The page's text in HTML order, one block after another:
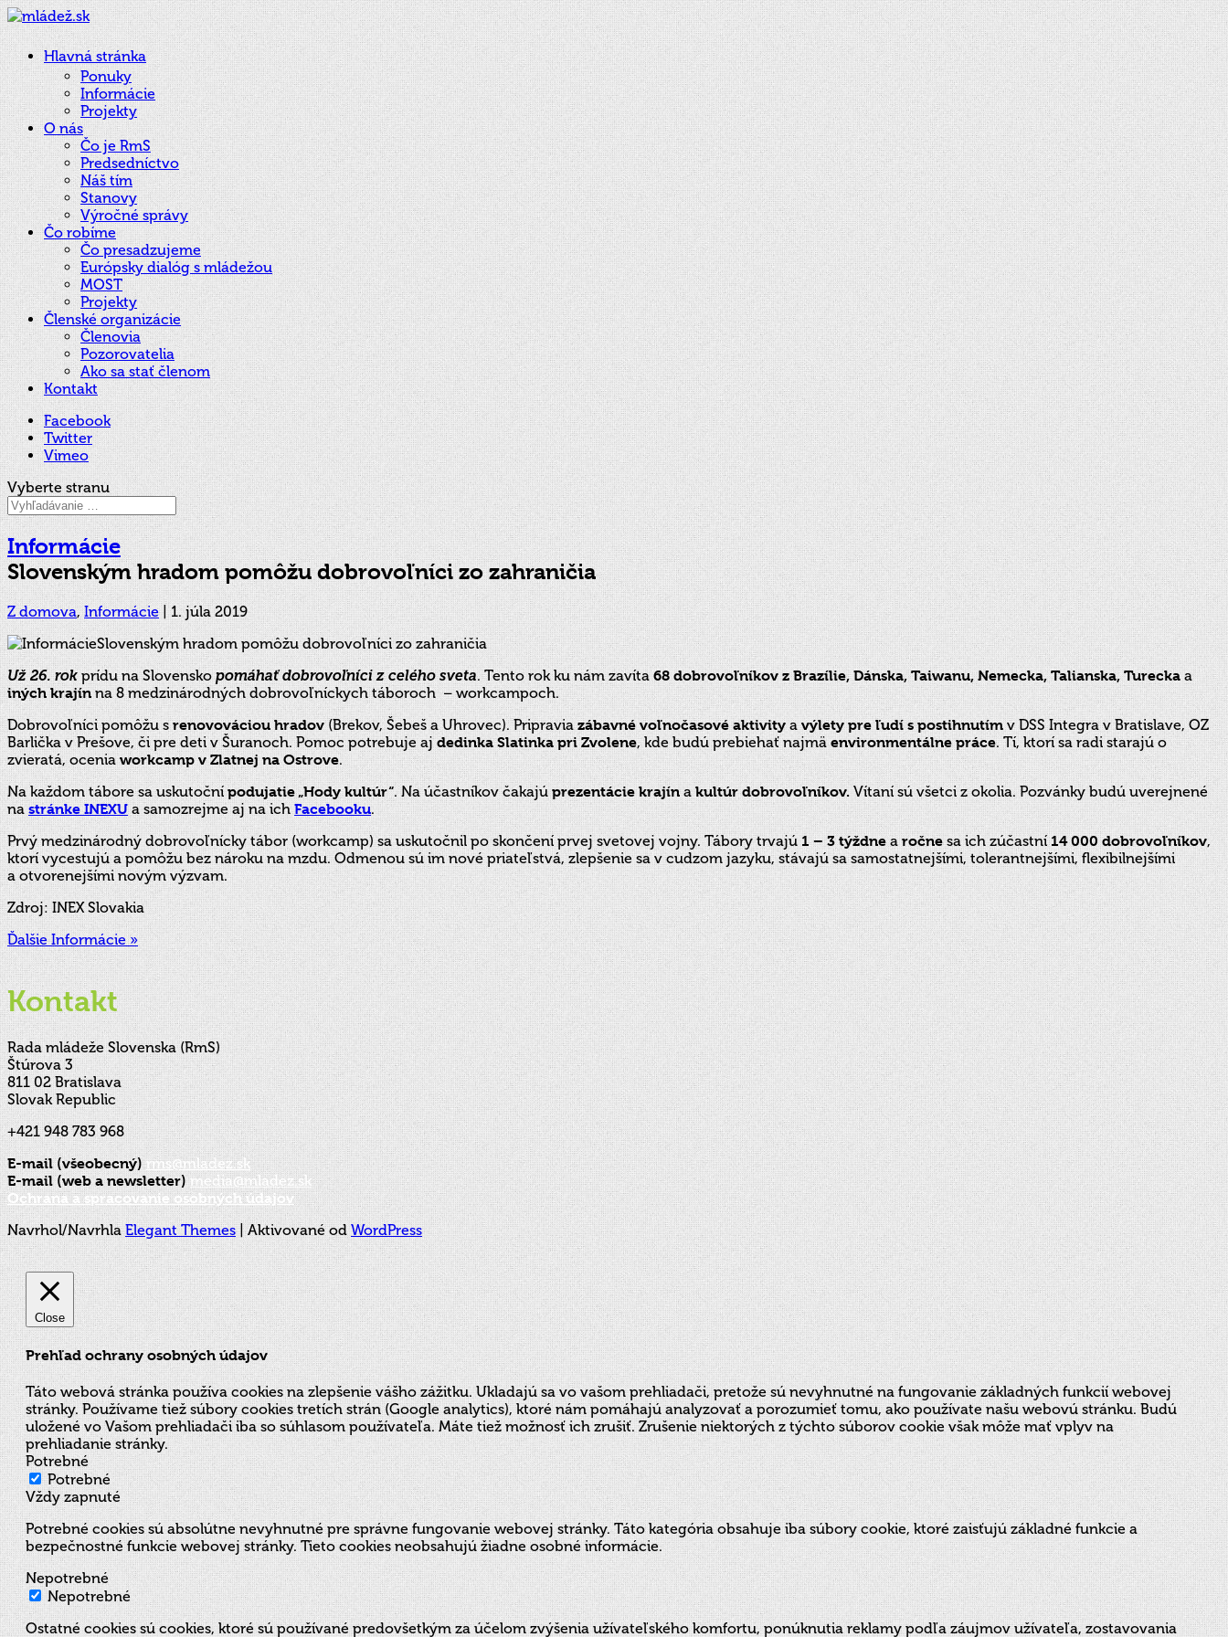
Hlavná stránka
Ponuky
Informácie
Projekty
O nás
Čo je RmS
Predsedníctvo
Náš tím
Stanovy
Výročné správy
Čo robíme
Čo presadzujeme
Európsky dialóg s mládežou
MOST
Projekty
Členské organizácie
Členovia
Pozorovatelia
Ako sa stať členom
Kontakt
Facebook
Twitter
Vimeo
Vyberte stranu
Informácie
Slovenským hradom pomôžu dobrovoľníci zo zahraničia
Z domova,Informácie|1. júla 2019
Už 26. rokprídu na Slovenskopomáhať dobrovoľníci z celého sveta. Tento rok ku nám zavíta68 dobrovoľníkov z Brazílie, Dánska, Taiwanu, Nemecka, Talianska, Tureckaa
iných krajínna 8 medzinárodných dobrovoľníckych táboroch – workcampoch.
Dobrovoľníci pomôžu srenovováciou hradov(Brekov, Šebeš a Uhrovec). Pripraviazábavné voľnočasové aktivityavýlety pre ľudí s postihnutímv DSS Integra v Bratislave, OZ
Barlička v Prešove, či pre deti v Šuranoch. Pomoc potrebuje ajdedinka Slatinka pri Zvolene, kde budú prebiehať najmäenvironmentálne práce. Tí, ktorí sa radi starajú o
zvieratá, oceniaworkcamp v Zlatnej na Ostrove.
Na každom tábore sa uskutoční podujatie „Hody kultúr“. Na účastníkov čakajúprezentácie krajínakultúr dobrovoľníkov.Vítaní sú všetci z okolia. Pozvánky budú uverejnené
nastránke INEXUa samozrejme aj na ichFacebooku.
Prvý medzinárodný dobrovoľnícky tábor (workcamp) sa uskutočnil po skončení prvej svetovej vojny. Tábory trvajú1 – 3 týždnearočnesa ich zúčastní14 000 dobrovoľníkov,
ktorí vycestujú a pomôžu bez nároku na mzdu. Odmenou sú im nové priateľstvá, zlepšenie sa v cudzom jazyku, stávajú sa samostatnejšími, tolerantnejšími, flexibilnejšími
a otvorenejšími novým výzvam.
Zdroj: INEX Slovakia
Ďalšie Informácie »
Kontakt
Rada mládeže Slovenska (RmS)
Štúrova 3
811 02 Bratislava
Slovak Republic
+421 948 783 968
E-mail (všeobecný)rms@mladez.sk
E-mail (web a newsletter) media@mladez.sk
Ochrana a spracovanie osobných údajov
Navrhol/NavrhlaElegant Themes| Aktivované odWordPress
Close
Prehľad ochrany osobných údajov
Táto webová stránka používa cookies na zlepšenie vášho zážitku. Ukladajú sa vo vašom prehliadači, pretože sú nevyhnutné na fungovanie základných funkcií webovej
stránky. Používame tiež súbory cookies tretích strán (Google analytics), ktoré nám pomáhajú analyzovať a porozumieť tomu, ako používate našu webovú stránku. Budú
uložené vo Vašom prehliadači iba so súhlasom používateľa. Máte tiež možnosť ich zrušiť. Zrušenie niektorých z týchto súborov cookie však môže mať vplyv na
prehliadanie stránky.
Potrebné
Potrebné
Vždy zapnuté
Potrebné cookies sú absolútne nevyhnutné pre správne fungovanie webovej stránky. Táto kategória obsahuje iba súbory cookie, ktoré zaisťujú základné funkcie a
bezpečnostné funkcie webovej stránky. Tieto cookies neobsahujú žiadne osobné informácie.
Nepotrebné
Nepotrebné
Ostatné cookies sú cookies, ktoré sú používané predovšetkým za účelom zvýšenia užívateľského komfortu, ponúknutia reklamy podľa záujmov užívateľa, zostavovania